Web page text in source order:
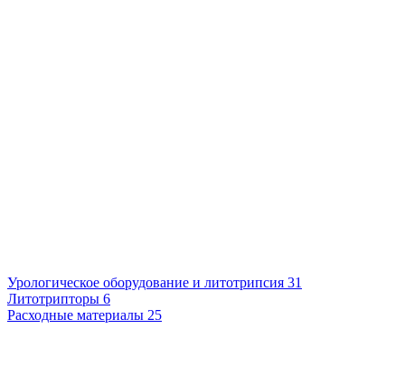
Урологическое оборудование и литотрипсия 31
Литотрипторы 6
Расходные материалы 25